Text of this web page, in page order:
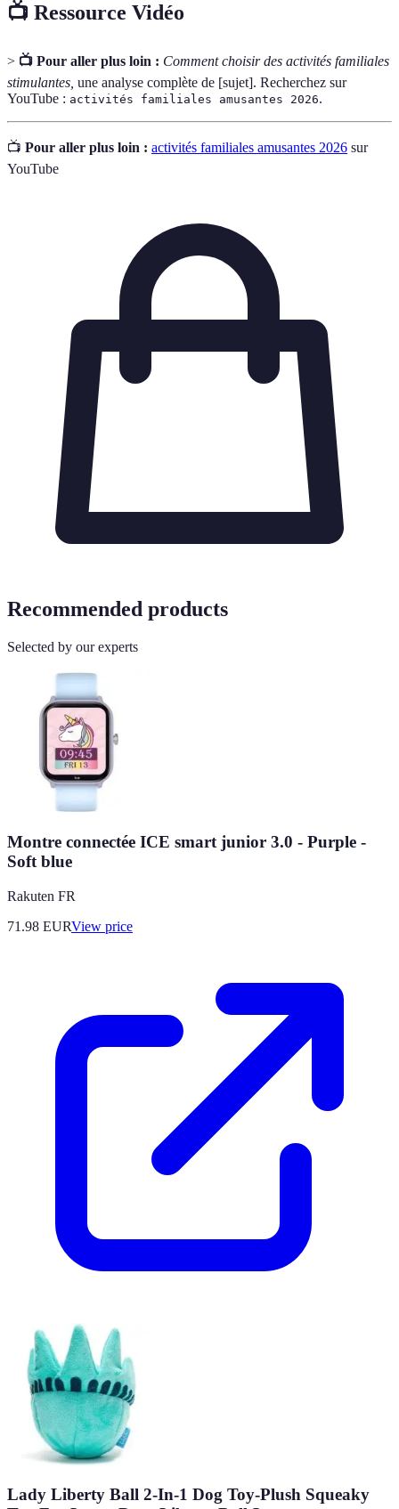
📺 Ressource Vidéo
> 📺 Pour aller plus loin : Comment choisir des activités familiales
stimulantes, une analyse complète de [sujet]. Recherchez sur
YouTube : activités familiales amusantes 2026.
📺 Pour aller plus loin : activités familiales amusantes 2026 sur
YouTube
Recommended products
Selected by our experts
Montre connectée ICE smart junior 3.0 - Purple -
Soft blue
Rakuten FR
71.98 EURView price
Lady Liberty Ball 2-In-1 Dog Toy-Plush Squeaky